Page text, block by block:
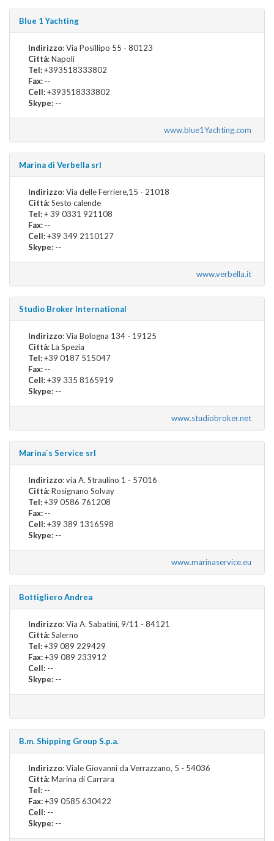
Blue 1 Yachting
Indirizzo: Via Posillipo 55 - 80123
Città: Napoli
Tel:+393518333802
Fax: --
Cell:+393518333802
Skype: --
www.blue1Yachting.com
Marina di Verbella srl
Indirizzo: Via delle Ferriere,15 - 21018
Città: Sesto calende
Tel:+ 39 0331 921108
Fax: --
Cell:+39 349 2110127
Skype: --
www.verbella.it
Studio Broker International
Indirizzo: Via Bologna 134 - 19125
Città: La Spezia
Tel:+39 0187 515047
Fax: --
Cell:+39 335 8165919
Skype: --
www.studiobroker.net
Marina`s Service srl
Indirizzo: via A. Straulino 1 - 57016
Città: Rosignano Solvay
Tel:+39 0586 761208
Fax: --
Cell:+39 389 1316598
Skype: --
www.marinaservice.eu
Bottigliero Andrea
Indirizzo: Via A. Sabatini, 9/11 - 84121
Città: Salerno
Tel:+39 089 229429
Fax:+39 089 233912
Cell: --
Skype: --
B.m. Shipping Group S.p.a.
Indirizzo: Viale Giovanni da Verrazzano, 5 - 54036
Città: Marina di Carrara
Tel: --
Fax:+39 0585 630422
Cell: --
Skype: --